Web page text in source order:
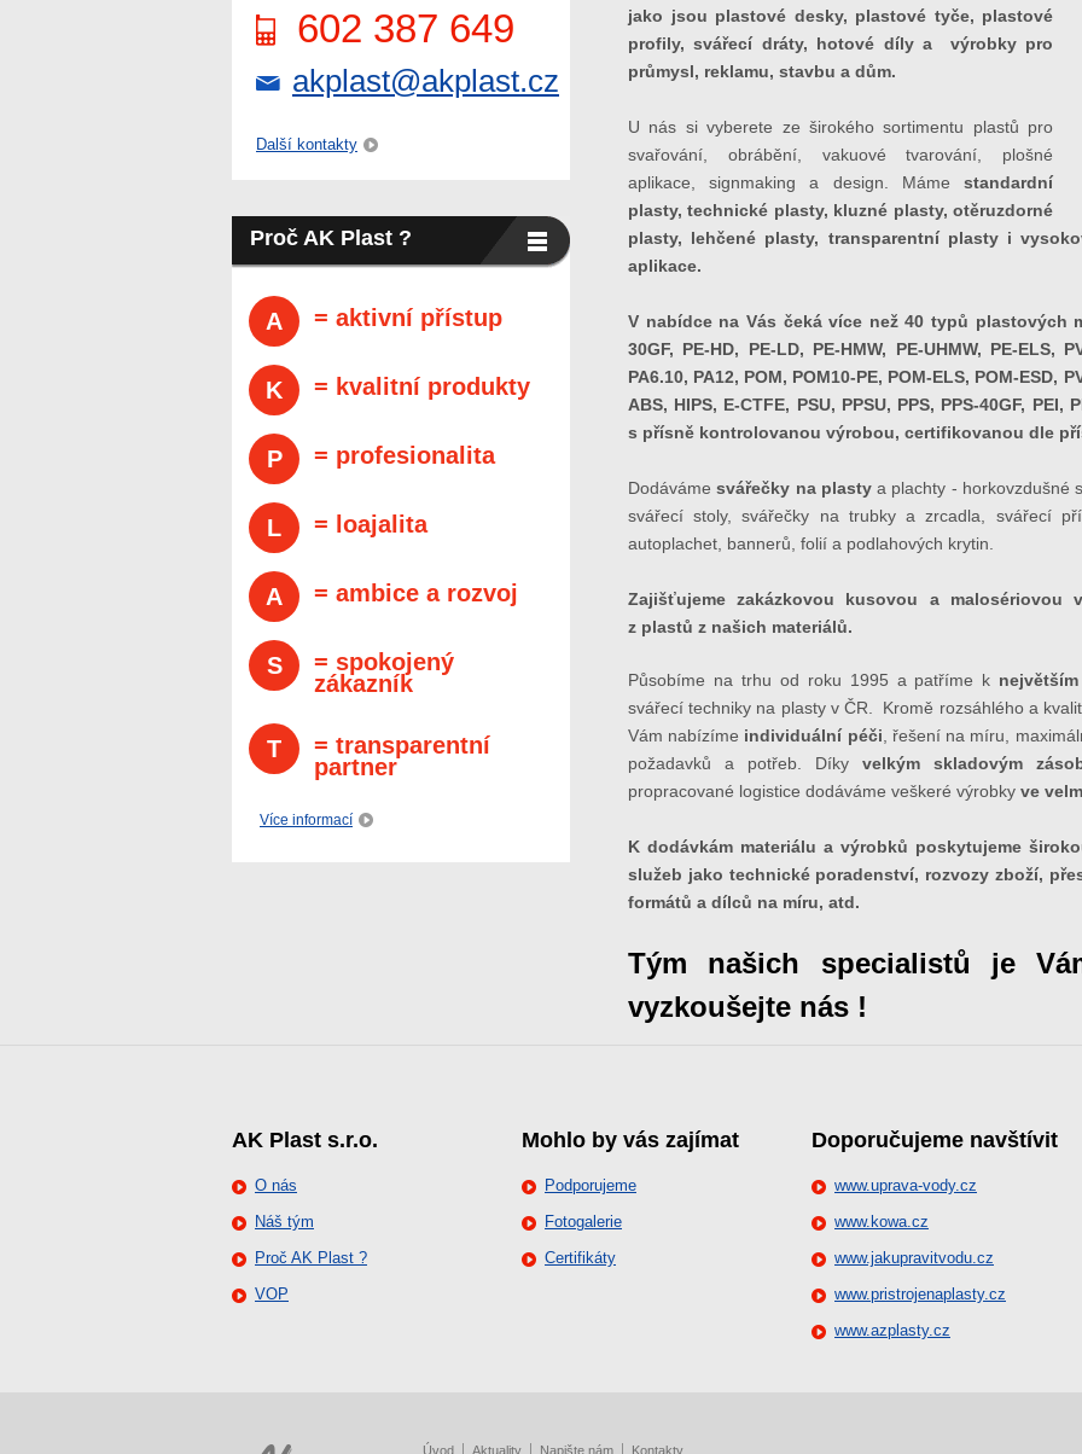
602 387 649
akplast@akplast.cz
Další kontakty
Proč AK Plast ?
A = aktivní přístup
K = kvalitní produkty
P = profesionalita
L = loajalita
A = ambice a rozvoj
S
= spokojený
zákazník
T
= transparentní
partner
Více informací
jako jsou plastové desky, plastové tyče, plastové
profily, svářecí dráty, hotové díly a výrobky pro
průmysl, reklamu, stavbu a dům.
U nás si vyberete ze širokého sortimentu plastů pro
svařování, obrábění, vakuové tvarování, plošné
aplikace, signmaking a design. Máme standardní
plasty, technické plasty, kluzné plasty, otěruzdorné
plasty, lehčené plasty, transparentní plasty i
aplikace.
V nabídce na Vás čeká více než 40 typů plastových
30GF, PE-HD, PE-LD, PE-HMW, PE-UHMW, PE-ELS,
PA6.10, PA12, POM, POM10-PE, POM-ELS, POM-ESD,
ABS, HIPS, E-CTFE, PSU, PPSU, PPS, PPS-40GF, PEI,
s přísně kontrolovanou výrobou, certifikovanou dle
Dodávámesvářečky na plasty a plachty - horkovzdušné
svářecí stoly, svářečky na trubky a zrcadla, svářecí
autoplachet, bannerů, folií a podlahových krytin.
Zajišťujeme zakázkovou kusovou a
z plastů z našich materiálů.
Působíme na trhu od roku 1995 a patříme k
svářecí techniky na plasty v ČR. Kromě rozsáhlého a
Vám nabízíme individuální péči , řešení na míru,
požadavků a potřeb. Díky velkým skladovým
propracované logistice dodáváme veškeré výrobky ve
K dodávkám materiálu a výrobků poskytujeme
služeb jako technické poradenství, rozvozy zboží,
formátů a dílců na míru, atd.
Tým našich specialistů je
vyzkoušejte nás !
AK Plast s.r.o.
O nás
Náš tým
Proč AK Plast ?
VOP
Mohlo by vás zajímat
Podporujeme
Fotogalerie
Certifikáty
Doporučujeme navštívit
www.uprava-vody.cz
www.kowa.cz
www.jakupravitvodu.cz
www.pristrojenaplasty.cz
www.azplasty.cz
Úvod Aktuality Napište nám Kontakty